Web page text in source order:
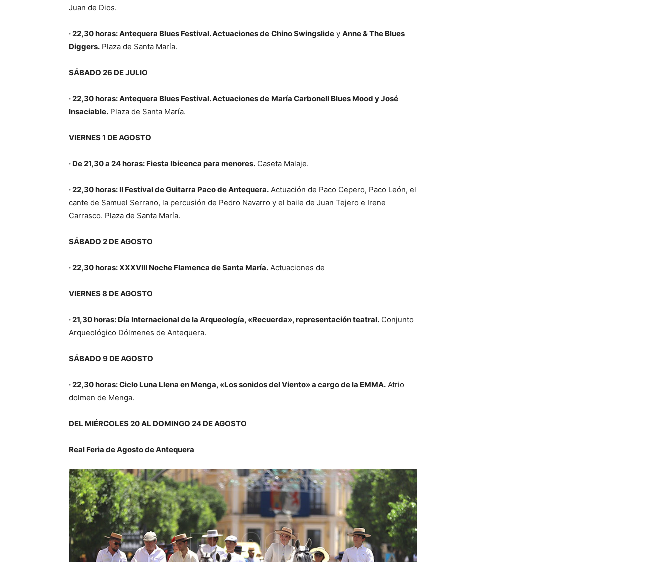
Juan de Dios.
· 22,30 horas: Antequera Blues Festival. Actuaciones de Chino Swingslide y Anne & The Blues
Diggers. Plaza de Santa María.
SÁBADO 26 DE JULIO
· 22,30 horas: Antequera Blues Festival. Actuaciones de María Carbonell Blues Mood y José
Insaciable. Plaza de Santa María.
VIERNES 1 DE AGOSTO
· De 21,30 a 24 horas: Fiesta Ibicenca para menores. Caseta Malaje.
· 22,30 horas: II Festival de Guitarra Paco de Antequera. Actuación de Paco Cepero, Paco León, el
cante de Samuel Serrano, la percusión de Pedro Navarro y el baile de Juan Tejero e Irene
Carrasco. Plaza de Santa María.
SÁBADO 2 DE AGOSTO
· 22,30 horas: XXXVIII Noche Flamenca de Santa María. Actuaciones de
VIERNES 8 DE AGOSTO
· 21,30 horas: Día Internacional de la Arqueología, «Recuerda», representación teatral. Conjunto
Arqueológico Dólmenes de Antequera.
SÁBADO 9 DE AGOSTO
· 22,30 horas: Ciclo Luna Llena en Menga, «Los sonidos del Viento» a cargo de la EMMA. Atrio
dolmen de Menga.
DEL MIÉRCOLES 20 AL DOMINGO 24 DE AGOSTO
Real Feria de Agosto de Antequera